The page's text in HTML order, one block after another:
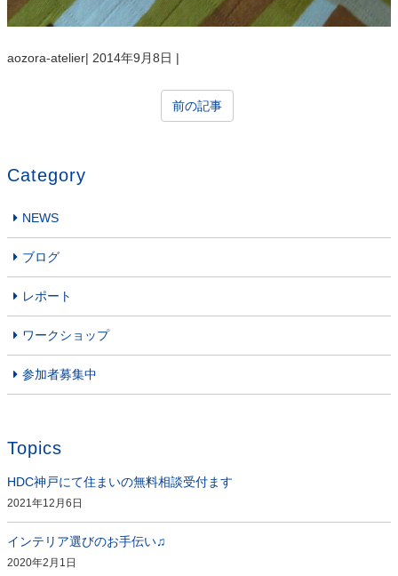
aozora-atelier| 2014年9月8日 |
前の記事
Category
NEWS
ブログ
レポート
ワークショップ
参加者募集中
Topics
HDC神戸にて住まいの無料相談受付ます
2021年12月6日
インテリア選びのお手伝い♫
2020年2月1日